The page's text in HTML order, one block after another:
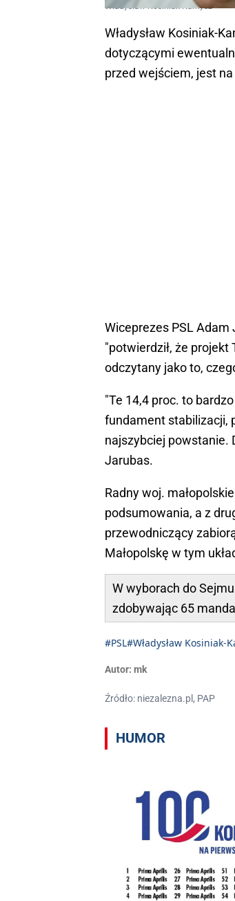
Władysław Kosiniak-Kamysz
Władysław Kosiniak-
dotyczącymi
przed wejściem, jest
Wiceprezes PSL Adam
"potwierdził, że projekt
odczytany jako to,
"Te 14,4 proc. to
fundament stabilizacji,
najszybciej powstanie.
Jarubas.
Radny woj.
podsumowania, a z
przewodniczący
Małopolskę w tym
W wyborach do
zdobywając 65
#PSL#Władysław Kosiniak-
Autor: mk
Źródło: niezalezna.pl, PAP
HUMOR